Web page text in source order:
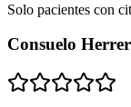
Solo pacientes con
Consuelo